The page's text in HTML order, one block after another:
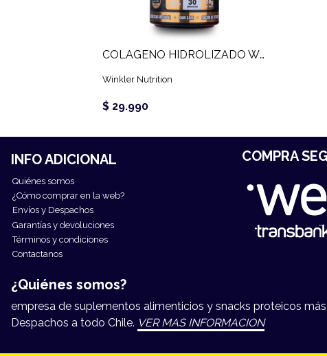
COLAGENO HIDROLIZADO W1 (450 GR)
Winkler Nutrition
$ 29.990
INFO ADICIONAL
Quiénes somos
¿Cómo comprar en la web?
Envíos y Despachos
Garantías y devoluciones
Términos y condiciones
Contactanos
COMPRA
¿Quiénes somos?
empresa de suplementos alimenticios y snacks proteicos
Despachos a todo Chile. VER MAS INFORMACION